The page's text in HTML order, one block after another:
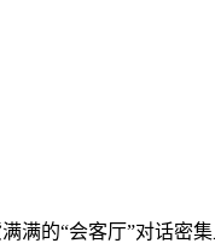
满的“会客厅”对话密